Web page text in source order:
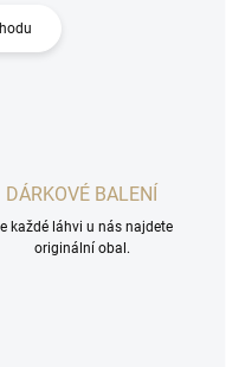
DÁRKOVÉ BALENÍ
každé láhvi u nás najdete
originální obal.